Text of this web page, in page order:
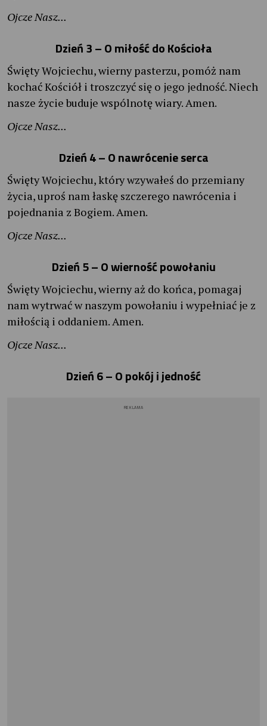
Ojcze Nasz...
Dzień 3 – O miłość do Kościoła
Święty Wojciechu, wierny pasterzu, pomóż nam
kochać Kościół i troszczyć się o jego jedność. Niech
nasze życie buduje wspólnotę wiary. Amen.
Ojcze Nasz...
Dzień 4 – O nawrócenie serca
Święty Wojciechu, który wzywałeś do przemiany
życia, uproś nam łaskę szczerego nawrócenia i
pojednania z Bogiem. Amen.
Ojcze Nasz...
Dzień 5 – O wierność powołaniu
Święty Wojciechu, wierny aż do końca, pomagaj
nam wytrwać w naszym powołaniu i wypełniać je z
miłością i oddaniem. Amen.
Ojcze Nasz...
Dzień 6 – O pokój i jedność
REKLAMA